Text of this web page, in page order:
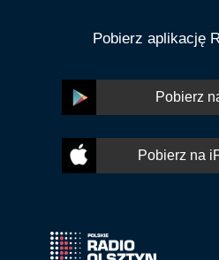
Pobierz aplikację
Pobierz
Pobierz na